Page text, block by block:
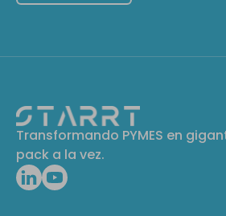
Transformando PYMES en
pack a la vez.